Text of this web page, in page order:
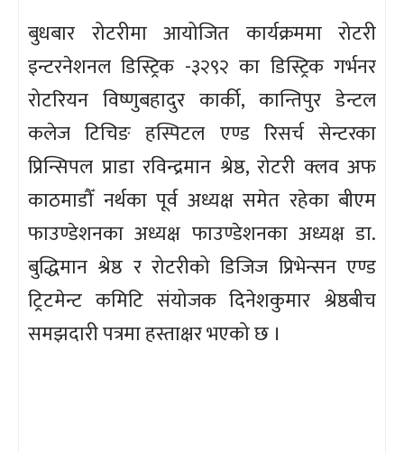
बुधबार रोटरीमा आयोजित कार्यक्रममा रोटरी
इन्टरनेशनल डिस्ट्रिक -३२९२ का डिस्ट्रिक गर्भनर
रोटरियन विष्णुबहादुर कार्की, कान्तिपुर डेन्टल
कलेज टिचिङ हस्पिटल एण्ड रिसर्च सेन्टरका
प्रिन्सिपल प्राडा रविन्द्रमान श्रेष्ठ, रोटरी क्लव अफ
काठमाडौँ नर्थका पूर्व अध्यक्ष समेत रहेका बीएम
फाउण्डेशनका अध्यक्ष फाउण्डेशनका अध्यक्ष डा.
बुद्धिमान श्रेष्ठ र रोटरीको डिजिज प्रिभेन्सन एण्ड
ट्रिटमेन्ट कमिटि संयोजक दिनेशकुमार श्रेष्ठबीच
समझदारी पत्रमा हस्ताक्षर भएको छ ।